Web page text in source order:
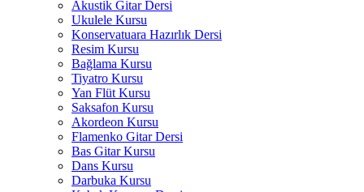
Akustik Gitar Dersi
Ukulele Kursu
Konservatuara Hazırlık Dersi
Resim Kursu
Bağlama Kursu
Tiyatro Kursu
Yan Flüt Kursu
Saksafon Kursu
Akordeon Kursu
Flamenko Gitar Dersi
Bas Gitar Kursu
Dans Kursu
Darbuka Kursu